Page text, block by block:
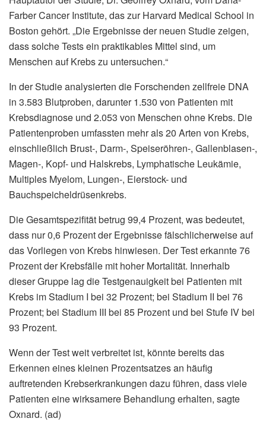
Farber Cancer Institute, das zur Harvard Medical School in
Boston gehört. „Die Ergebnisse der neuen Studie zeigen,
dass solche Tests ein praktikables Mittel sind, um
Menschen auf Krebs zu untersuchen.“
In der Studie analysierten die Forschenden zellfreie DNA
in 3.583 Blutproben, darunter 1.530 von Patienten mit
Krebsdiagnose und 2.053 von Menschen ohne Krebs. Die
Patientenproben umfassten mehr als 20 Arten von Krebs,
einschließlich Brust-, Darm-, Speiseröhren-, Gallenblasen-,
Magen-, Kopf- und Halskrebs, Lymphatische Leukämie,
Multiples Myelom, Lungen-, Eierstock- und
Bauchspeicheldrüsenkrebs.
Die Gesamtspezifität betrug 99,4 Prozent, was bedeutet,
dass nur 0,6 Prozent der Ergebnisse fälschlicherweise auf
das Vorliegen von Krebs hinwiesen. Der Test erkannte 76
Prozent der Krebsfälle mit hoher Mortalität. Innerhalb
dieser Gruppe lag die Testgenauigkeit bei Patienten mit
Krebs im Stadium I bei 32 Prozent; bei Stadium II bei 76
Prozent; bei Stadium III bei 85 Prozent und bei Stufe IV bei
93 Prozent.
Wenn der Test weit verbreitet ist, könnte bereits das
Erkennen eines kleinen Prozentsatzes an häufig
auftretenden Krebserkrankungen dazu führen, dass viele
Patienten eine wirksamere Behandlung erhalten, sagte
Oxnard. (ad)